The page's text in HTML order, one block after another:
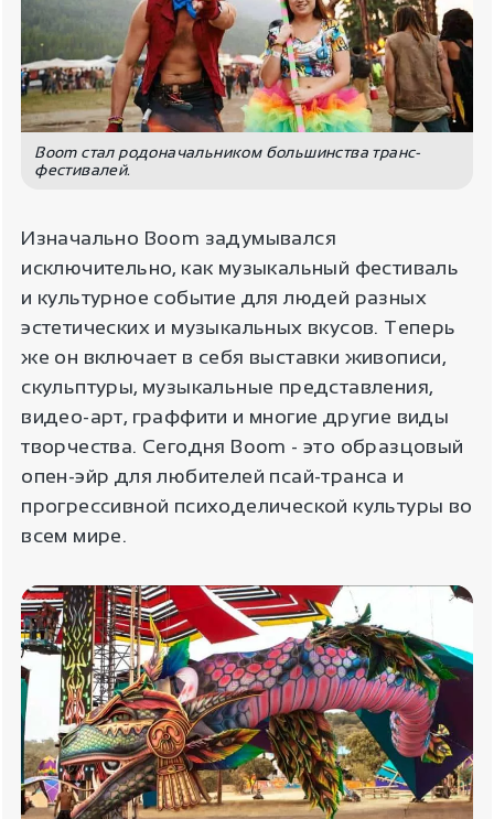
Boom стал родоначальником большинства транс-
фестивалей.
Изначально Boom задумывался
исключительно, как музыкальный фестиваль
и культурное событие для людей разных
эстетических и музыкальных вкусов. Теперь
же он включает в себя выставки живописи,
скульптуры, музыкальные представления,
видео-арт, граффити и многие другие виды
творчества. Сегодня Boom - это образцовый
опен-эйр для любителей псай-транса и
прогрессивной психоделической культуры во
всем мире.